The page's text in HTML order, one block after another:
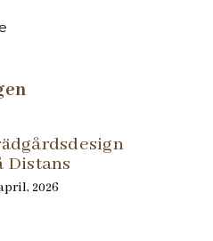
Distans
2026